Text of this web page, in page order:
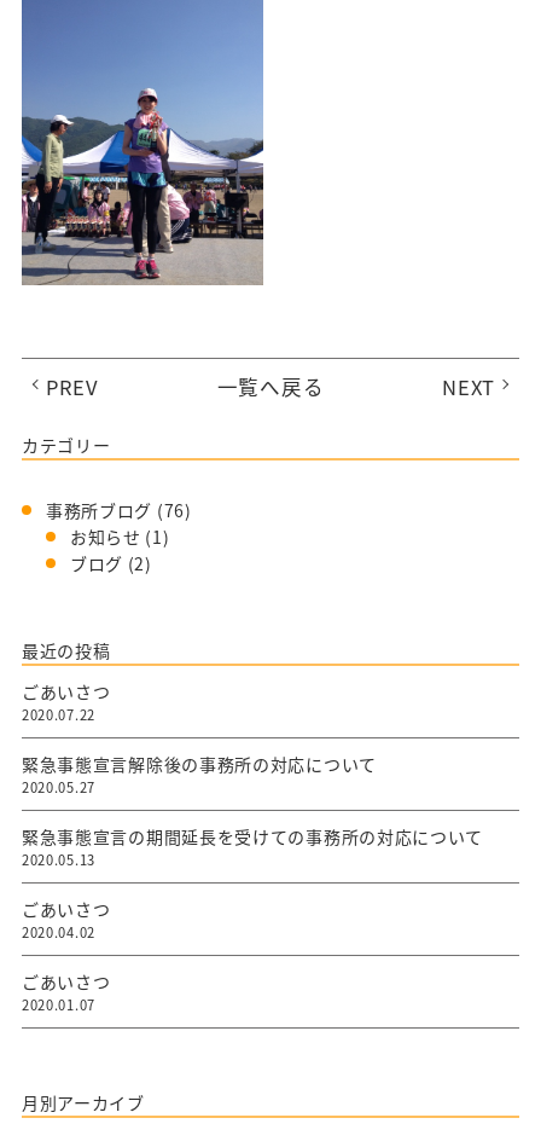
PREV 一覧へ戻る NEXT
カテゴリー
事務所ブログ (76)
お知らせ (1)
ブログ (2)
最近の投稿
ごあいさつ
2020.07.22
緊急事態宣言解除後の事務所の対応について
2020.05.27
緊急事態宣言の期間延長を受けての事務所の対応について
2020.05.13
ごあいさつ
2020.04.02
ごあいさつ
2020.01.07
月別アーカイブ